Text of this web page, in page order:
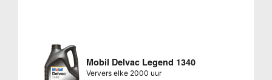
Mobil Delvac Legend 1340
Ververs elke 2000 uur